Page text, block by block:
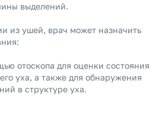
выделений.
из ушей, врач может назначить
отоскопа для оценки состояния
уха, а также для обнаружения
в структуре уха.